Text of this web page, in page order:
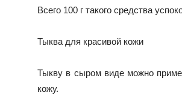
Всего 100 г такого средства
Тыква для красивой кожи
Тыкву в сыром виде можно
кожу.